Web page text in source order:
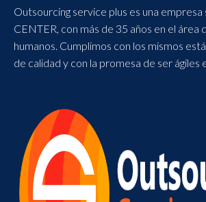
Outsourcing service plus es una empresa
CENTER, con más de 35 años en el área
humanos. Cumplimos con los mismos
de calidad y con la promesa de ser ágiles